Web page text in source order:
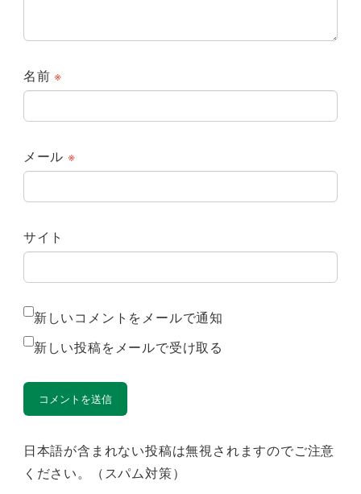
名前※
メール ※
サイト
新しいコメントをメールで通知
新しい投稿をメールで受け取る
日本語が含まれない投稿は無視されますのでご注意
ください。（スパム対策）